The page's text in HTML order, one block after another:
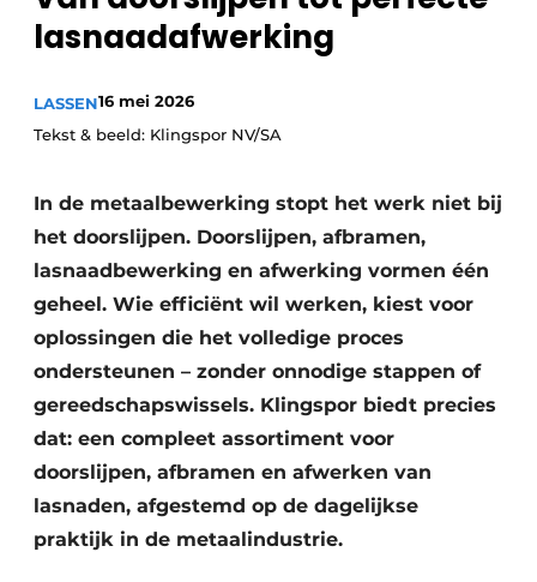
Vacature aanmelden
Video’s
lasnaadafwerking
LASSEN16 mei 2026
Tekst & beeld: Klingspor NV/SA
In de metaalbewerking stopt het werk niet bij
het doorslijpen. Doorslijpen, afbramen,
lasnaadbewerking en afwerking vormen één
geheel. Wie efficiënt wil werken, kiest voor
oplossingen die het volledige proces
ondersteunen – zonder onnodige stappen of
gereedschapswissels. Klingspor biedt precies
dat: een compleet assortiment voor
doorslijpen, afbramen en afwerken van
lasnaden, afgestemd op de dagelijkse
praktijk in de metaalindustrie.